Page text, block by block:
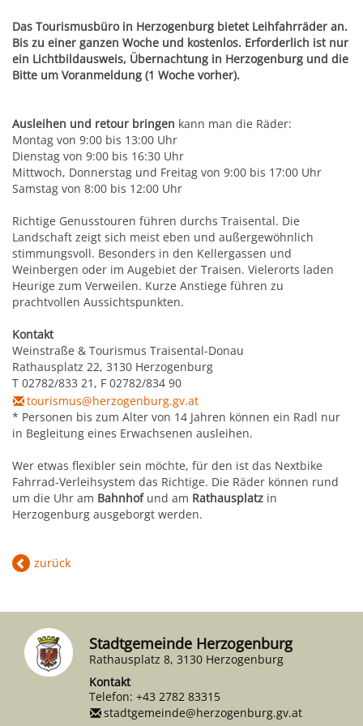
Informationsfreiheit
Daten und Fakten
Stadtgeschichte
Einkauf und Handel
Wirtschaftsservice
Job-Börse Herzogenburg
Das Tourismusbüro in Herzogenburg bietet Leihfahrräder an.
Bis zu einer ganzen Woche und kostenlos. Erforderlich ist nur
ein Lichtbildausweis, Übernachtung in Herzogenburg und die
Bitte um Voranmeldung (1 Woche vorher).
Ausleihen und retour bringen kann man die Räder:
Montag von 9:00 bis 13:00 Uhr
Dienstag von 9:00 bis 16:30 Uhr
Mittwoch, Donnerstag und Freitag von 9:00 bis 17:00 Uhr
Samstag von 8:00 bis 12:00 Uhr
Richtige Genusstouren führen durchs Traisental. Die
Landschaft zeigt sich meist eben und außergewöhnlich
stimmungsvoll. Besonders in den Kellergassen und
Weinbergen oder im Augebiet der Traisen. Vielerorts laden
Heurige zum Verweilen. Kurze Anstiege führen zu
prachtvollen Aussichtspunkten.
Kontakt
Weinstraße & Tourismus Traisental-Donau
Rathausplatz 22, 3130 Herzogenburg
T 02782/833 21, F 02782/834 90
tourismus@herzogenburg.gv.at
* Personen bis zum Alter von 14 Jahren können ein Radl nur
in Begleitung eines Erwachsenen ausleihen.
Wer etwas flexibler sein möchte, für den ist das Nextbike
Fahrrad-Verleihsystem das Richtige. Die Räder können rund
um die Uhr am Bahnhof und am Rathausplatz in
Herzogenburg ausgeborgt werden.
zurück
Stadtgemeinde Herzogenburg
Rathausplatz 8, 3130 Herzogenburg
Kontakt
Telefon: +43 2782 83315
stadtgemeinde@herzogenburg.gv.at